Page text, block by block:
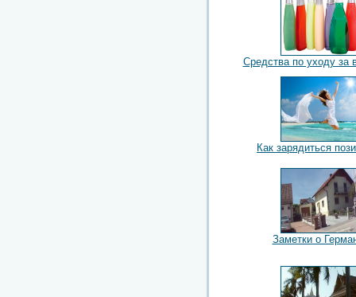
Средства по уходу за
Как зарядиться
Заметки о